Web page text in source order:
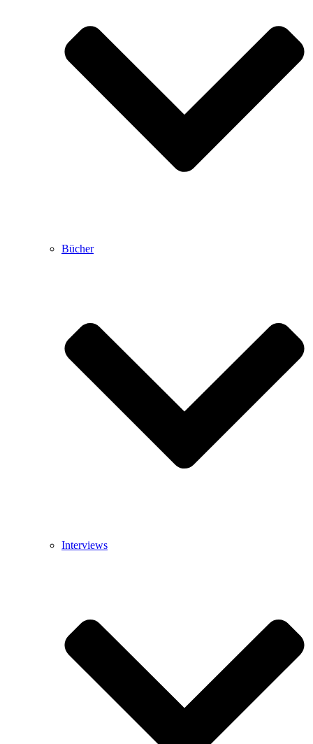
Bücher
Interviews